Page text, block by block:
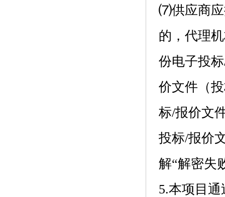
⑺供应商应
的，代理
份电子投
价文件（
标/报价文
投标/报价
解“解密失
5.本项目